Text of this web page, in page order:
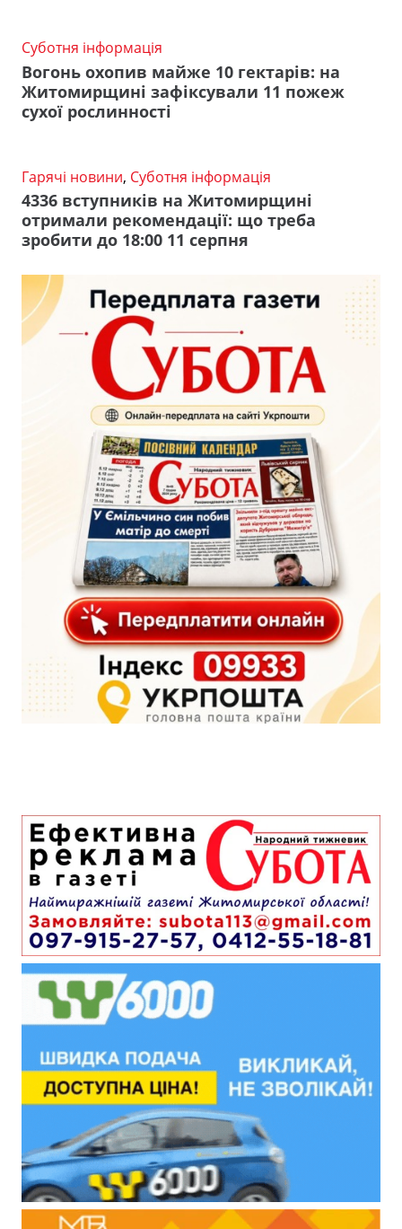
Суботня інформація
Вогонь охопив майже 10 гектарів: на
Житомирщині зафіксували 11 пожеж
сухої рослинності
Гарячі новини, Суботня інформація
4336 вступників на Житомирщині
отримали рекомендації: що треба
зробити до 18:00 11 серпня